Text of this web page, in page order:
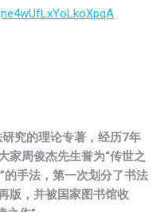
研究的理论专著，经历7年
家周俊杰先生誉为“传世之
的手法，第一次划分了书法
版，并被国家图书馆收